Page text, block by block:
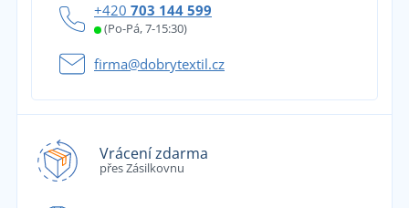
+420 703 144 599
(Po-Pá, 7-15:30)
firma@dobrytextil.cz
Vrácení zdarma
přes Zásilkovnu